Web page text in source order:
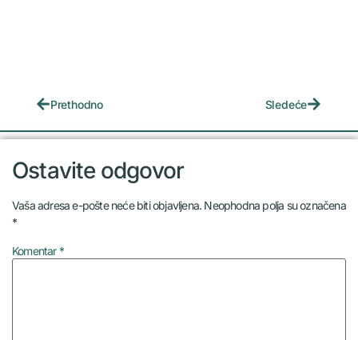
Prethodno Sledeće
Ostavite odgovor
Vaša adresa e-pošte neće biti objavljena. Neophodna polja su označena
*
Komentar *